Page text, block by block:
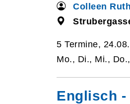
Colleen
5 Termine,
Mo., Di., Mi.,
Englisch -